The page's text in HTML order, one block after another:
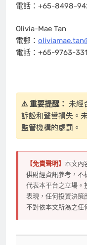
電話：+65-8498-
Olivia-Mae Tan
電郵：
電話：+65-9763-
⚠️ 重要提醒： 未經
訴訟和聲譽損失。
監管機構的處罰。
【免責聲明】 本文內
供財經資訊參考，不
代表本平台之立場。
表現，任何投資決策
不對依本文所為之任